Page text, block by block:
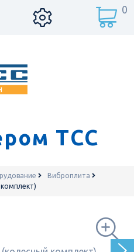
ТСС
0
Виброплита